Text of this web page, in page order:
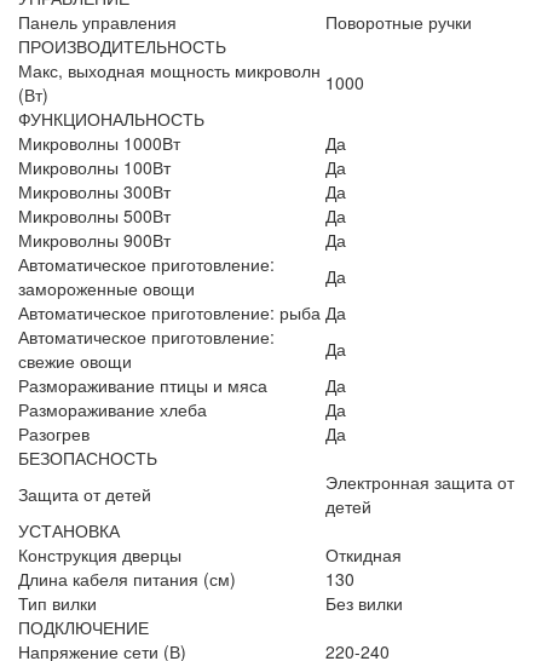
Панель управления
Поворотные ручки
ПРОИЗВОДИТЕЛЬНОСТЬ
Макс, выходная мощность микроволн
(Вт)
1000
ФУНКЦИОНАЛЬНОСТЬ
Микроволны 1000Вт
Да
Микроволны 100Вт
Да
Микроволны 300Вт
Да
Микроволны 500Вт
Да
Микроволны 900Вт
Да
Автоматическое приготовление:
замороженные овощи
Да
Автоматическое приготовление: рыба Да
Автоматическое приготовление:
свежие овощи
Да
Размораживание птицы и мяса
Да
Размораживание хлеба
Да
Разогрев
Да
БЕЗОПАСНОСТЬ
Защита от детей
Электронная защита от
детей
УСТАНОВКА
Конструкция дверцы
Откидная
Длина кабеля питания (см)
130
Тип вилки
Без вилки
ПОДКЛЮЧЕНИЕ
Напряжение сети (В)
220-240